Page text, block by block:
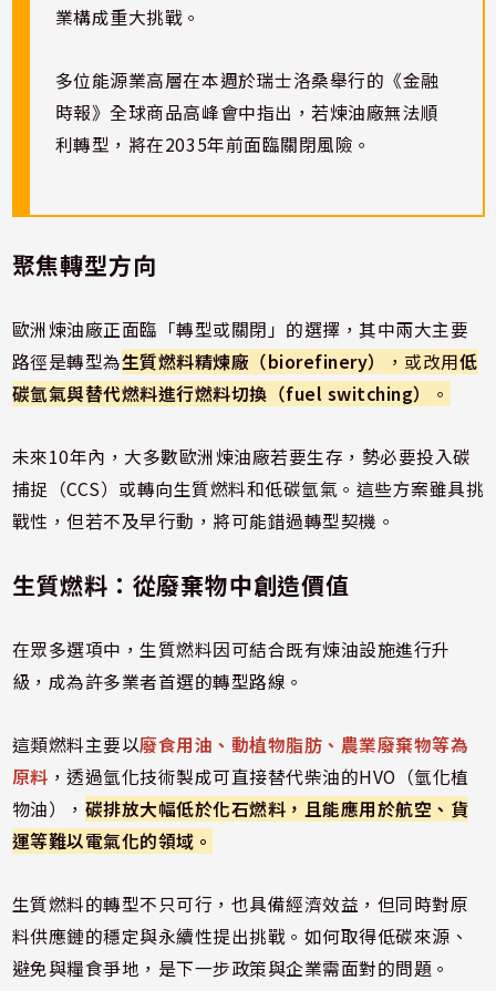
業構成重大挑戰。
多位能源業高層在本週於瑞士洛桑舉行的《金融
時報》全球商品高峰會中指出，若煉油廠無法順
利轉型，將在2035年前面臨關閉風險。
聚焦轉型方向
歐洲煉油廠正面臨「轉型或關閉」的選擇，其中兩大主要
路徑是轉型為生質燃料精煉廠（biorefinery） ，或改用低
碳氫氣與替代燃料進行燃料切換（fuel switching）
。
未來10年內，大多數歐洲煉油廠若要生存，勢必要投入碳
捕捉（CCS）或轉向生質燃料和低碳氫氣。這些方案雖具挑
戰性，但若不及早行動，將可能錯過轉型契機。
生質燃料：從廢棄物中創造價值
在眾多選項中，生質燃料因可結合既有煉油設施進行升
級，成為許多業者首選的轉型路線。
這類燃料主要以廢食用油、動植物脂肪、農業廢棄物等為
原料 ，透過氫化技術製成可直接替代柴油的HVO（氫化植
物油）， 碳排放大幅低於化石燃料，且能應用於航空、貨
運等難以電氣化的領域。
生質燃料的轉型不只可行，也具備經濟效益，但同時對原
料供應鏈的穩定與永續性提出挑戰。如何取得低碳來源、
避免與糧食爭地，是下一步政策與企業需面對的問題。